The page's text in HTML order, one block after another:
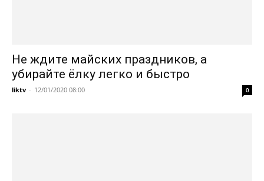
Не ждите майских праздников, а
убирайте ёлку легко и быстро
liktv - 12/01/2020 08:00 0